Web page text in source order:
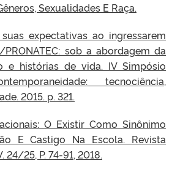
Sexualidades E Raça.
expectativas ao ingressarem
sob a abordagem da
e histórias de vida. IV Simpósio
tecnociência,
2015. p. 321.
O Existir Como Sinônimo
E Castigo Na Escola. Revista
25, P. 74-91, 2018.